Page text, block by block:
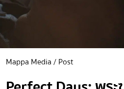
Mappa Media / Post